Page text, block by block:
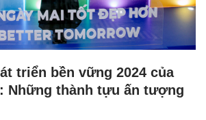
triển bền vững 2024 của
Những thành tựu ấn tượng